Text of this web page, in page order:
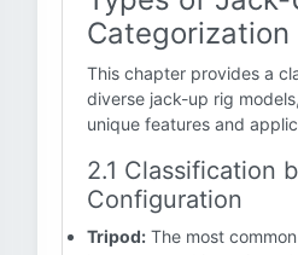
Categorization
This chapter provides a
diverse jack-up rig
unique features and
2.1 Classification
Configuration
Tripod: The most